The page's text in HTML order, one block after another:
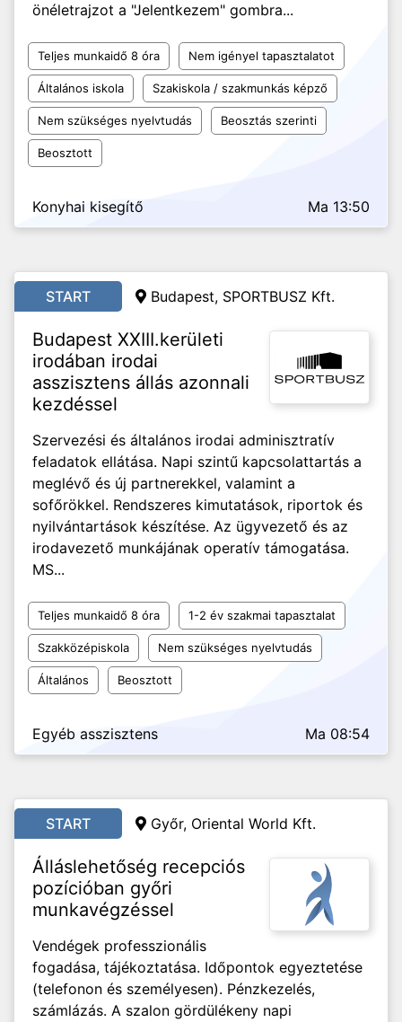
önéletrajzot a "Jelentkezem" gombra...
Teljes munkaidő 8 óra Nem igényel tapasztalatot
Általános iskola Szakiskola / szakmunkás képző
Nem szükséges nyelvtudás Beosztás szerinti
Beosztott
Konyhai kisegítő Ma 13:50
START Budapest, SPORTBUSZ Kft.
Budapest XXIII.kerületi
irodában irodai
asszisztens állás azonnali
kezdéssel
Szervezési és általános irodai adminisztratív
feladatok ellátása. Napi szintű kapcsolattartás a
meglévő és új partnerekkel, valamint a
sofőrökkel. Rendszeres kimutatások, riportok és
nyilvántartások készítése. Az ügyvezető és az
irodavezető munkájának operatív támogatása.
MS...
Teljes munkaidő 8 óra 1-2 év szakmai tapasztalat
Szakközépiskola Nem szükséges nyelvtudás
Általános Beosztott
Egyéb asszisztens Ma 08:54
START Győr, Oriental World Kft.
Álláslehetőség recepciós
pozícióban győri
munkavégzéssel
Vendégek professzionális
fogadása, tájékoztatása. Időpontok egyeztetése
(telefonon és személyesen). Pénzkezelés,
számlázás. A szalon gördülékeny napi